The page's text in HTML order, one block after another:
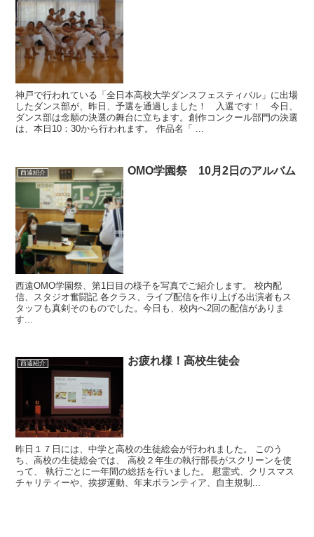
神戸で行われている「全日本高校大学ダンスフェスティバル」に出場
したダンス部が、昨日、予選を通過しました！ 入選です！ 今日、
ダンス部は念願の決選の舞台に立ちます。創作コンクール部門の決選
は、本日10：30から行われます。 作品名「 ...
西遠紹介 OMO学園祭 10月2日のアルバム
西遠OMO学園祭、第1日目の様子を写真でご紹介します。 校内配
信、スタジオ奮闘記 各クラス、ライブ配信を作り上げる出演者もス
タッフも真剣そのものでした。今日も、校内へ2回の配信がありま
す...
西遠紹介 お疲れ様！高校生徒会
昨日１７日には、中学と高校の生徒総会が行われました。 このう
ち、高校の生徒総会では、 高校２年生の執行部長がスクリーンを使
って、 執行ごとに一年間の総括を行いました。 慰霊式、クリスマス
チャリティーや、挨拶運動、年末ボランティア、自主規制...